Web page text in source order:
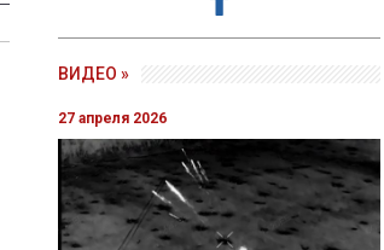
ВИДЕО »
27 апреля 2026